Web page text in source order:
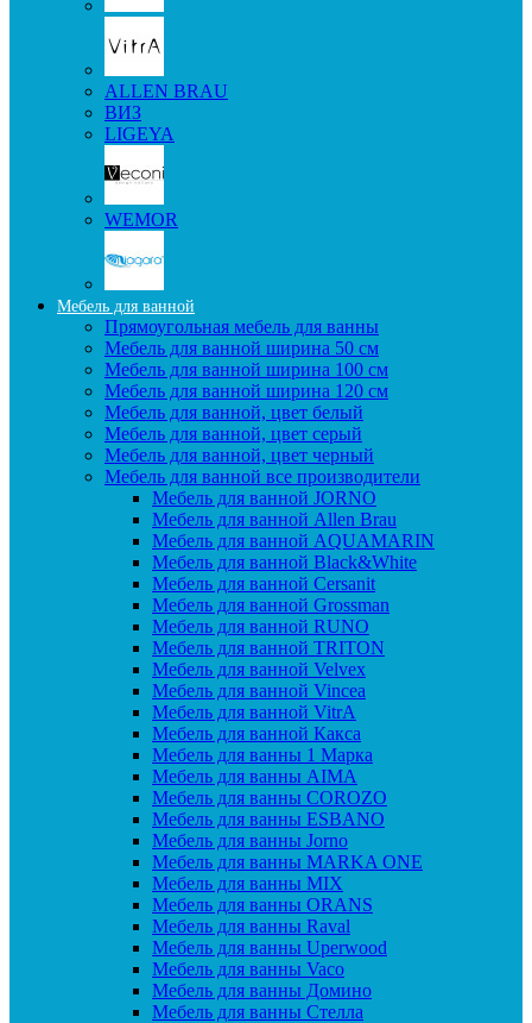
ALLEN BRAU
ВИЗ
LIGEYA
WEMOR
Мебель для ванной
Прямоугольная мебель для ванны
Мебель для ванной ширина 50 см
Мебель для ванной ширина 100 см
Мебель для ванной ширина 120 см
Мебель для ванной, цвет белый
Мебель для ванной, цвет серый
Мебель для ванной, цвет черный
Мебель для ванной все производители
Мебель для ванной JORNO
Мебель для ванной Allen Brau
Мебель для ванной AQUAMARIN
Мебель для ванной Black&White
Мебель для ванной Cersanit
Мебель для ванной Grossman
Мебель для ванной RUNO
Мебель для ванной TRITON
Мебель для ванной Velvex
Мебель для ванной Vincea
Мебель для ванной VitrA
Мебель для ванной Какса
Мебель для ванны 1 Марка
Мебель для ванны AIMA
Мебель для ванны COROZO
Мебель для ванны ESBANO
Мебель для ванны Jorno
Мебель для ванны MARKA ONE
Мебель для ванны MIX
Мебель для ванны ORANS
Мебель для ванны Raval
Мебель для ванны Uperwood
Мебель для ванны Vaco
Мебель для ванны Домино
Мебель для ванны Стелла